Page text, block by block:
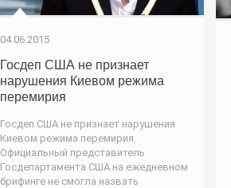
04.06.2015
Госдеп США не признает
нарушения Киевом режима
перемирия
Госдеп США не признает нарушения
Киевом режима перемирия.
Официальный представитель
Госдепартамента США на ежедневном
брифинге не смогла назвать